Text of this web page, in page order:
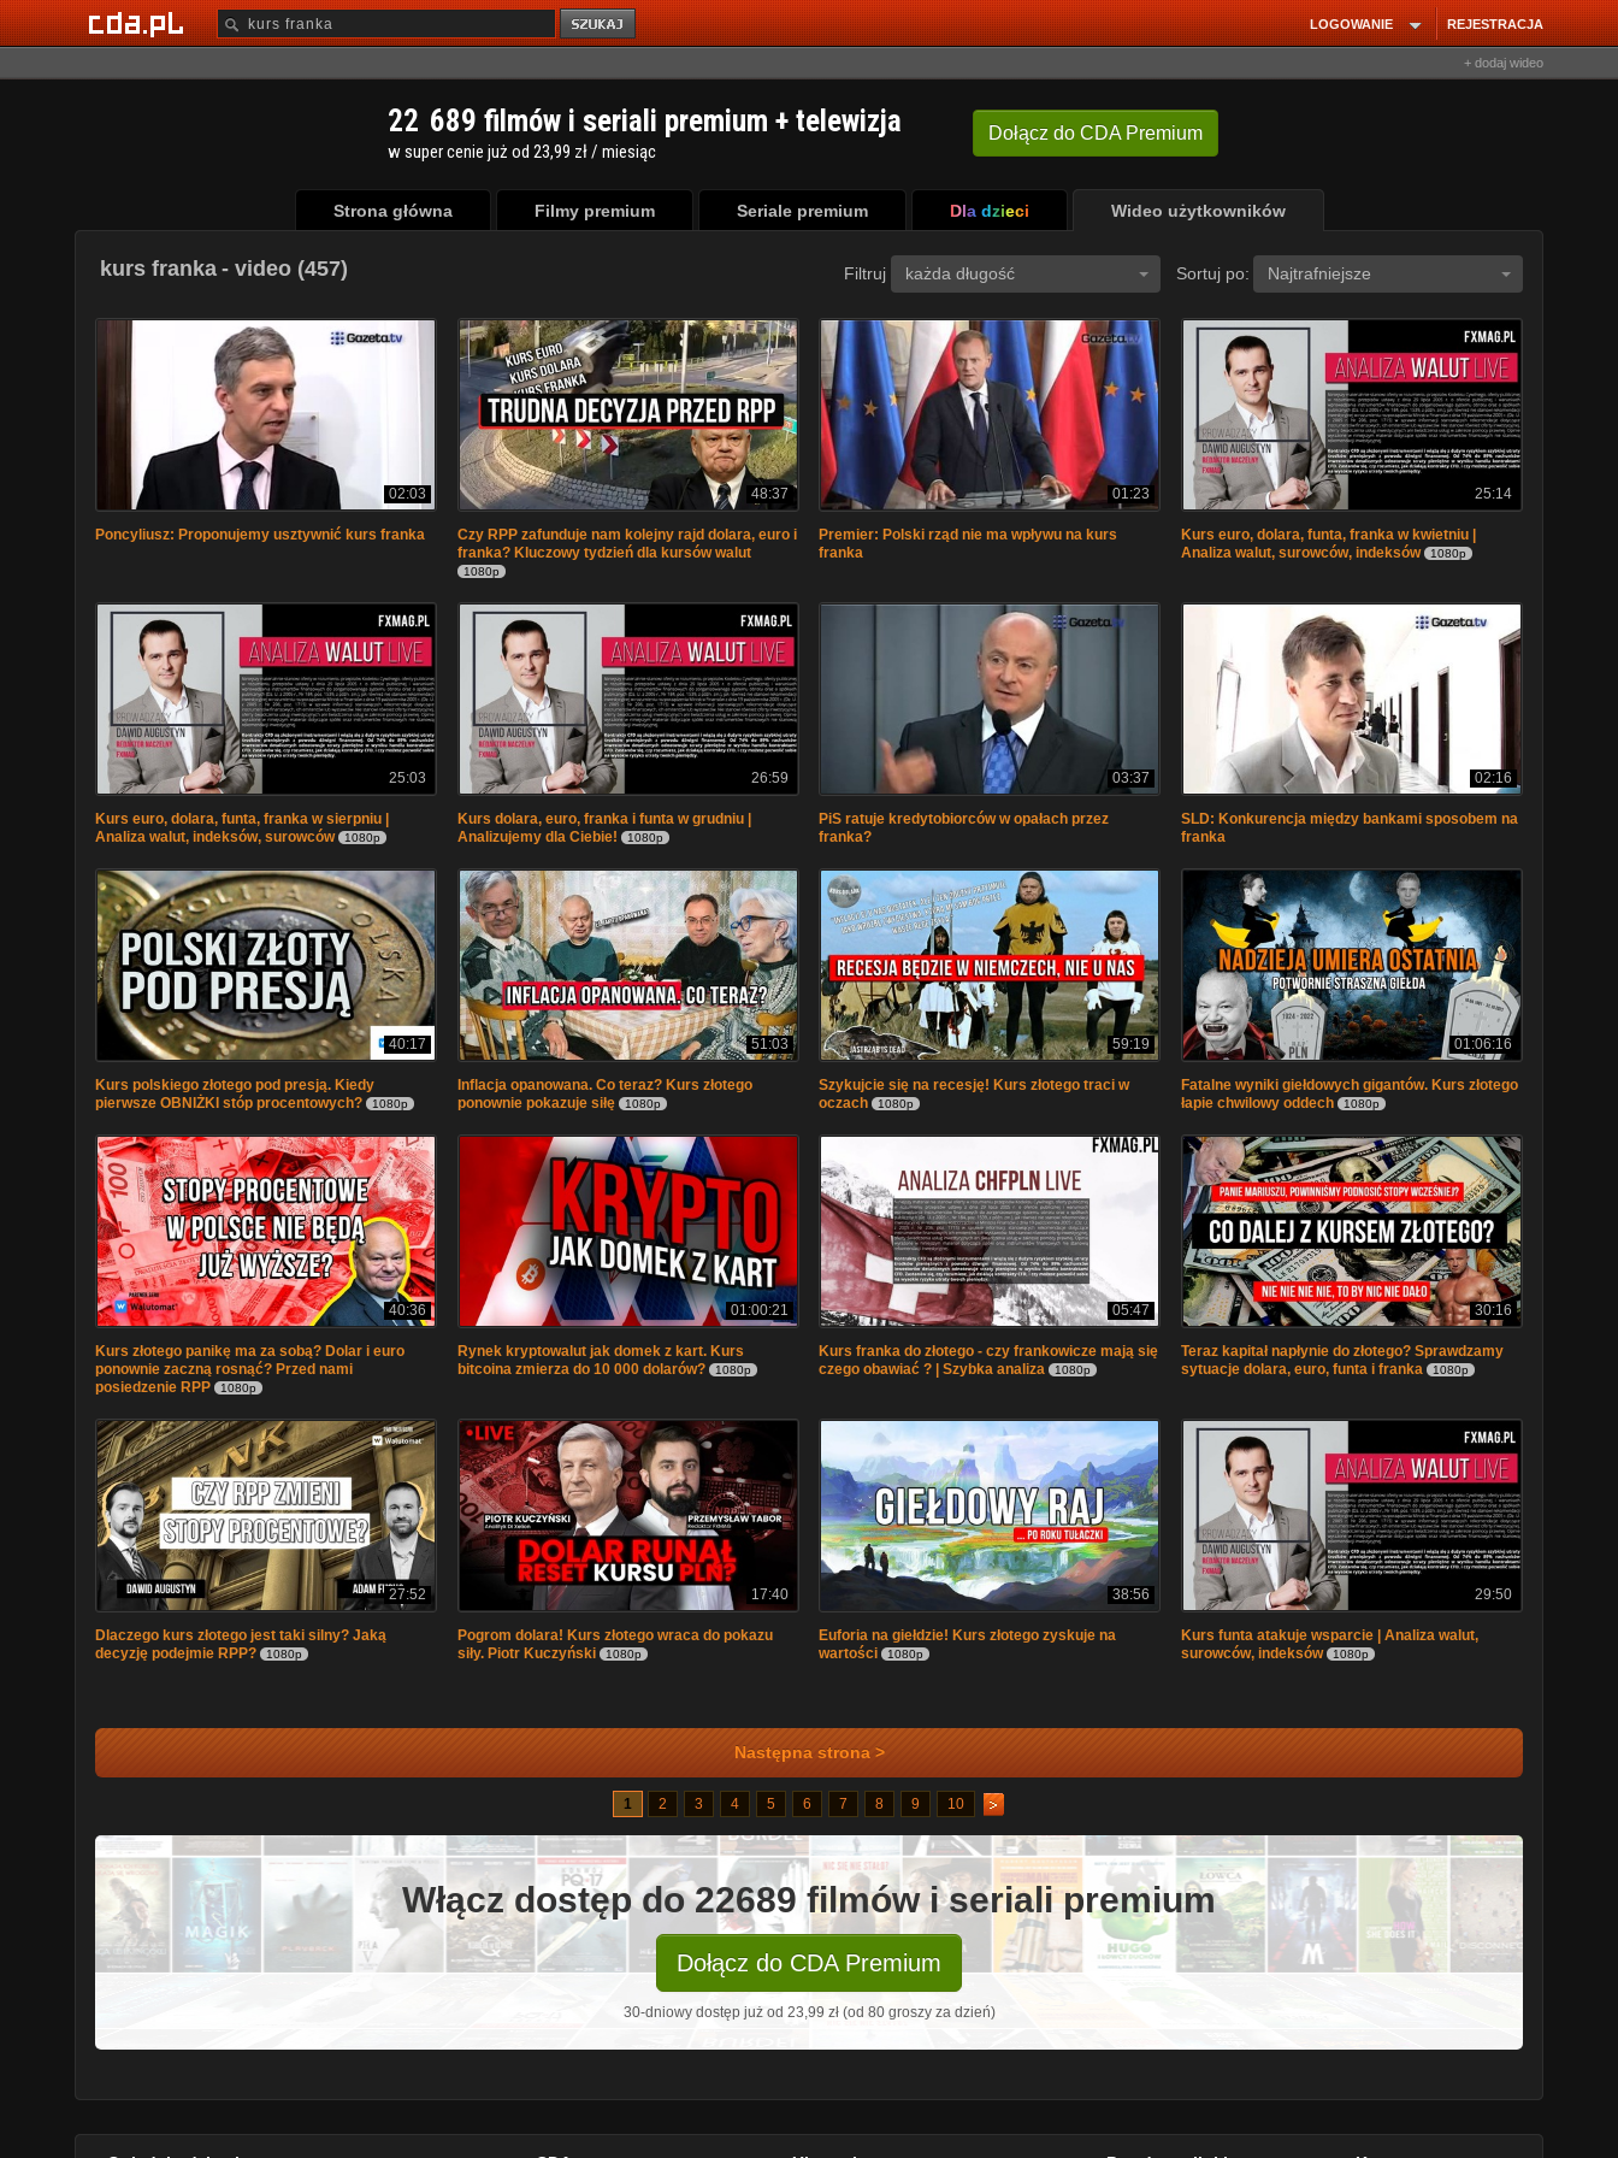
REJESTRACJA
LOGOWANIE
+ dodaj wideo
Dołącz do CDA Premium
22 689 filmów i seriali premium + telewizja
w super cenie już od 23,99 zł / miesiąc
Strona główna Filmy premium Seriale premium Dla dzieci Wideo użytkowników
kurs franka - video (457) Filtruj każda długość Sortuj po: Najtrafniejsze
02:03
Poncyliusz: Proponujemy usztywnić kurs franka
48:37
Czy RPP zafunduje nam kolejny rajd dolara, euro i
franka? Kluczowy tydzień dla kursów walut
1080p
01:23
Premier: Polski rząd nie ma wpływu na kurs
franka
25:14
Kurs euro, dolara, funta, franka w kwietniu |
Analiza walut, surowców, indeksów
1080p
25:03
Kurs euro, dolara, funta, franka w sierpniu |
Analiza walut, indeksów, surowców
1080p
26:59
Kurs dolara, euro, franka i funta w grudniu |
Analizujemy dla Ciebie!
1080p
03:37
PiS ratuje kredytobiorców w opałach przez
franka?
02:16
SLD: Konkurencja między bankami sposobem na
franka
40:17
Kurs polskiego złotego pod presją. Kiedy
pierwsze OBNIŻKI stóp procentowych?
1080p
51:03
Inflacja opanowana. Co teraz? Kurs złotego
ponownie pokazuje siłę
1080p
59:19
Szykujcie się na recesję! Kurs złotego traci w
oczach
1080p
01:06:16
Fatalne wyniki giełdowych gigantów. Kurs złotego
łapie chwilowy oddech
1080p
40:36
Kurs złotego panikę ma za sobą? Dolar i euro
ponownie zaczną rosnąć? Przed nami
posiedzenie RPP
1080p
01:00:21
Rynek kryptowalut jak domek z kart. Kurs
bitcoina zmierza do 10 000 dolarów?
1080p
05:47
Kurs franka do złotego - czy frankowicze mają się
czego obawiać ? | Szybka analiza
1080p
30:16
Teraz kapitał napłynie do złotego? Sprawdzamy
sytuacje dolara, euro, funta i franka
1080p
27:52
Dlaczego kurs złotego jest taki silny? Jaką
decyzję podejmie RPP?
1080p
17:40
Pogrom dolara! Kurs złotego wraca do pokazu
siły. Piotr Kuczyński
1080p
38:56
Euforia na giełdzie! Kurs złotego zyskuje na
wartości
1080p
29:50
Kurs funta atakuje wsparcie | Analiza walut,
surowców, indeksów
1080p
Następna strona >
1 2 3 4 5 6 7 8 9 10
Włącz dostęp do 22689 filmów i seriali premium
Dołącz do CDA Premium
30-dniowy dostęp już od 23,99 zł (od 80 groszy za dzień)